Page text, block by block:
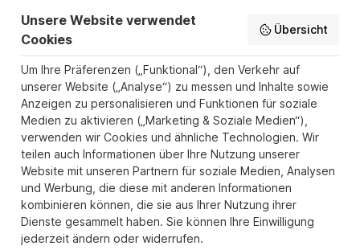
Service-Hotline
Informationen
Zahlungs- und Versandarten
Sicher Einkaufen
Über uns
Der Pokal & Vereinsbedarf Onlineshop PokalExpress in Marl ist
Ihr Spezialist für Pokale, Medaillen und Trophäen aus Glas und
Resin, mit einem Fokus auf Säulenpokalen. Unser herausragender
Kundenservice zeichnet sich durch Schnelligkeit und
Zuverlässigkeit aus, um jedem Anlass gerecht zu werden. Wir
verstehen die Bedeutung jedes besonderen Moments und bieten
Unsere Website verwendet
Cookies
Übersicht
Um Ihre Präferenzen („Funktional“), den Verkehr auf
unserer Website („Analyse“) zu messen und Inhalte sowie
Anzeigen zu personalisieren und Funktionen für soziale
Medien zu aktivieren („Marketing & Soziale Medien“),
verwenden wir Cookies und ähnliche Technologien. Wir
teilen auch Informationen über Ihre Nutzung unserer
Website mit unseren Partnern für soziale Medien, Analysen
und Werbung, die diese mit anderen Informationen
kombinieren können, die sie aus Ihrer Nutzung ihrer
Dienste gesammelt haben. Sie können Ihre Einwilligung
jederzeit ändern oder widerrufen.